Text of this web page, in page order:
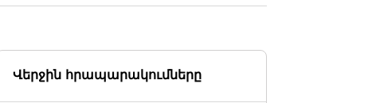
Վերջին հրապարակումները